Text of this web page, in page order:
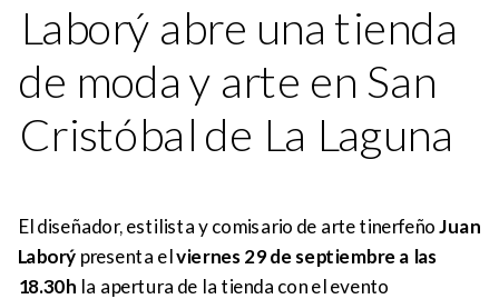
Laborý abre una tienda
de moda y arte en San
Cristóbal de La Laguna
El diseñador, estilista y comisario de arte tinerfeñoJuan
Laborý presenta elviernes 29 de septiembre a las
18.30h la apertura de la tienda con el evento